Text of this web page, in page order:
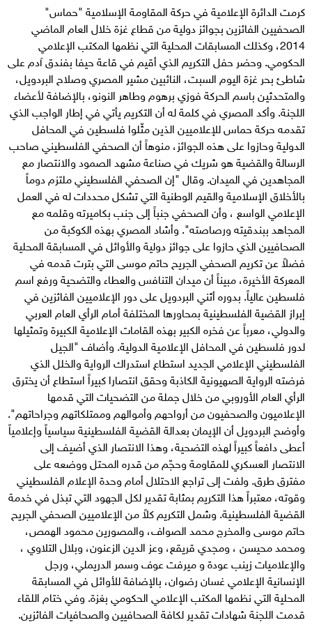
كرمت الدائرة الإعلامية في حركة المقاومة الإسلامية "حماس"
الصحفيين الفائزين بجوائز دولية من قطاع غزة خلال العام الماضي
2014، وكذلك المسابقات المحلية التي نظمها المكتب الإعلامي
الحكومي. وحضر حفل التكريم الذي أقيم في قاعة حيفا بفندق آدم على
شاطئ بحر غزة اليوم السبت، النائبين مشير المصري وصلاح البردويل،
والمتحدثين باسم الحركة فوزي برهوم وطاهر النونو، بالإضافة لأعضاء
اللجنة. وأكد المصري في كلمة له أن التكريم يأتي في إطار الواجب الذي
تقدمه حركة حماس للإعلاميين الذين مثّلوا فلسطين في المحافل
الدولية وحازوا على هذه الجوائز، منوهاً أن الصحفي الفلسطيني صاحب
الرسالة والقضية هو شريك في صناعة مشهد الصمود والانتصار مع
المجاهدين في الميدان. وقال "إن الصحفي الفلسطيني ملتزم دوماً
بالأخلاق الإسلامية والقيم الوطنية التي تشكل محددات له في العمل
الإعلامي الواسع ، وأن الصحفي جنباً إلى جنب بكاميرته وقلمه مع
المجاهد ببندقيته ورصاصته". وأشاد المصري بهذه الكوكبة من
الصحافيين الذي حازوا على جوائز دولية والأوائل في المسابقة المحلية
فضلاً عن تكريم الصحفي الجريح حاتم موسى التي بترت قدمه في
المعركة الأخيرة، مبيناً أن ميدان التنافس والعطاء والتضحية ورفع اسم
فلسطين عالياً. بدوره أثني البردويل على دور الإعلاميين الفائزين في
إبراز القضية الفلسطينية بمحاورها المختلفة أمام الرأي العام العربي
والدولي، معرباً عن فخره الكبير بهذه القامات الإعلامية الكبيرة وتمثيلها
لدور فلسطين في المحافل الإعلامية الدولية. وأضاف "الجيل
الفلسطيني الإعلامي الجديد استطاع استدراك الرواية والخلل الذي
فرضته الرواية الصهيونية الكاذبة وحقق انتصارا كبيراً استطاع أن يخترق
الرأي العام الأوروبي من خلال جملة من التضحيات التي قدمها
الإعلاميون والصحفيون من أرواحهم وأموالهم وممتلكاتهم وجراحاتهم".
وأوضح البردويل أن الإيمان بعدالة القضية الفلسطينية سياسياً وإعلامياً
أعطى دافعاً كبيراً لهذه التضحية، وهذا الانتصار الذي أضيف إلى
الانتصار العسكري للمقاومة وحجّم من قدره المحتل ووضعه على
مفترق طرق. ولفت إلى تراجع الاحتلال أمام وحدة الإعلام الفلسطيني
وقوته، معتبراً هذا التكريم بمثابة تقدير لكل الجهود التي تبذل في خدمة
القضية الفلسطينية. وشمل التكريم كلاً من الإعلاميين الصحفي الجريح
حاتم موسى والمخرج محمد الصواف، والمصورين محمود الهمص،
ومحمد محيسن ، ومجدي قريقع، وعز الدين الزعنون، وبلال التلاوي ،
والإعلاميات زينب عودة و ميرفت عوف وسمر الدريملي، ورجل
الإنسانية الإعلامي غسان رضوان، بالإضافة للأوائل في المسابقة
المحلية التي نظمها المكتب الإعلامي الحكومي بغزة. وفي ختام اللقاء
قدمت اللجنة شهادات تقدير لكافة الصحافيين والصحافيات الفائزين.